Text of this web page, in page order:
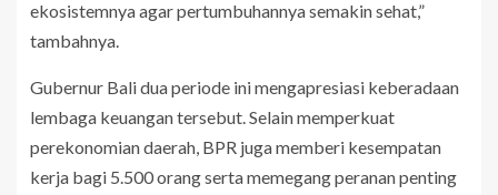
ekosistemnya agar pertumbuhannya semakin sehat,”
tambahnya.
Gubernur Bali dua periode ini mengapresiasi keberadaan
lembaga keuangan tersebut. Selain memperkuat
perekonomian daerah, BPR juga memberi kesempatan
kerja bagi 5.500 orang serta memegang peranan penting